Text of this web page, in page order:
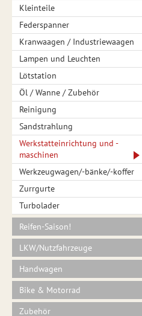
Kleinteile
Federspanner
Kranwaagen / Industriewaagen
Lampen und Leuchten
Lötstation
Öl / Wanne / Zubehör
Reinigung
Sandstrahlung
Werkstatteinrichtung und -
maschinen
Werkzeugwagen/-bänke/-koffer
Zurrgurte
Turbolader
Reifen-Saison!
LKW/Nutzfahrzeuge
Handwagen
Bike & Motorrad
Zubehör